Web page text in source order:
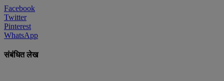
Facebook
Twitter
Pinterest
WhatsApp
संबंधित लेख